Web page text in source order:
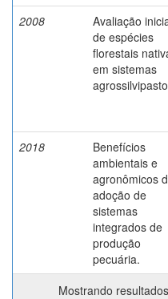
2008
Avaliação
de espécies
florestais
em sistemas
2018
Benefícios
ambientais e
agronômicos
adoção de
sistemas
integrados de
produção
pecuária.
Mostrando